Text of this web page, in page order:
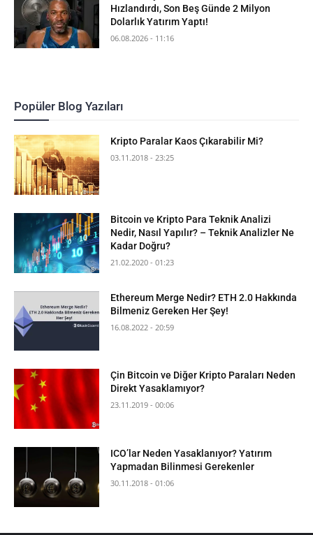
Hızlandırdı, Son Beş Günde 2 Milyon
Dolarlık Yatırım Yaptı!
06.08.2026 - 11:16
Popüler Blog Yazıları
Kripto Paralar Kaos Çıkarabilir Mi?
03.11.2018 - 23:25
Bitcoin ve Kripto Para Teknik Analizi
Nedir, Nasıl Yapılır? – Teknik Analizler Ne
Kadar Doğru?
21.02.2020 - 01:23
Ethereum Merge Nedir? ETH 2.0 Hakkında
Bilmeniz Gereken Her Şey!
16.08.2022 - 20:59
Çin Bitcoin ve Diğer Kripto Paraları Neden
Direkt Yasaklamıyor?
23.11.2019 - 00:06
ICO’lar Neden Yasaklanıyor? Yatırım
Yapmadan Bilinmesi Gerekenler
30.11.2018 - 01:06